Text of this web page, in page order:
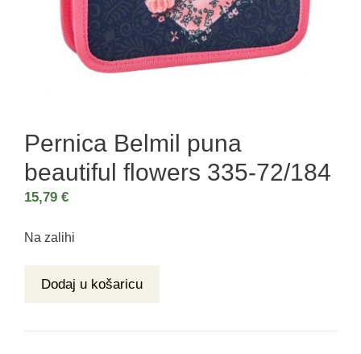
Pernica Belmil puna
beautiful flowers 335-72/184
15,79 €
Na zalihi
Dodaj u košaricu